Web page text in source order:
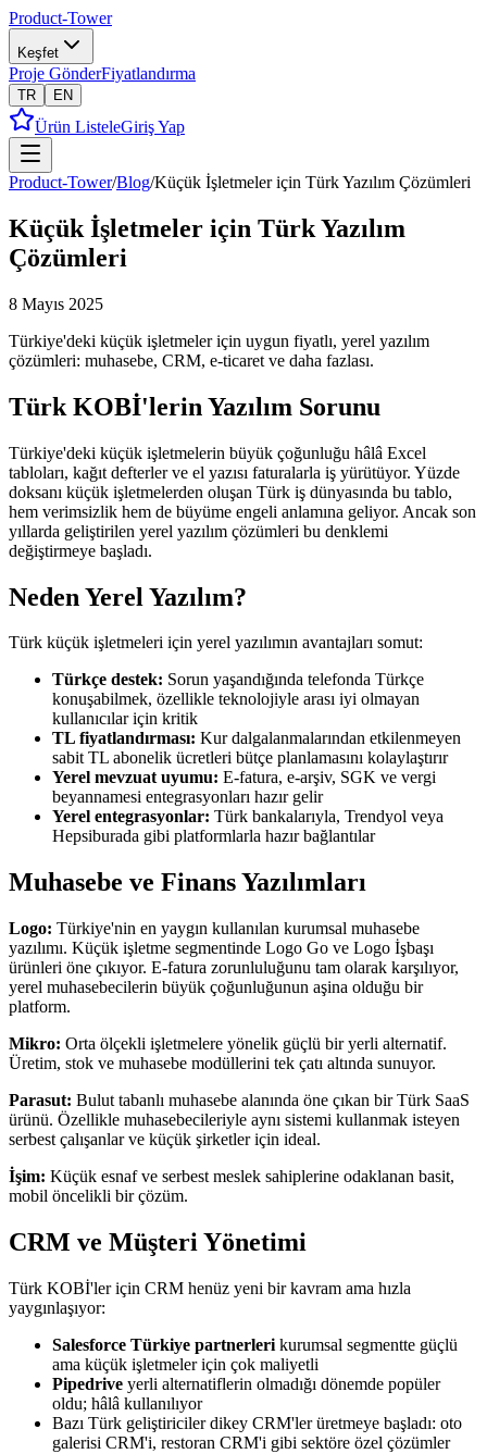
Product-Tower
Keşfet
Proje GönderFiyatlandırma
TR EN
Ürün ListeleGiriş Yap
Product-Tower/Blog/Küçük İşletmeler için Türk Yazılım Çözümleri
Küçük İşletmeler için Türk Yazılım
Çözümleri
8 Mayıs 2025
Türkiye'deki küçük işletmeler için uygun fiyatlı, yerel yazılım
çözümleri: muhasebe, CRM, e-ticaret ve daha fazlası.
Türk KOBİ'lerin Yazılım Sorunu
Türkiye'deki küçük işletmelerin büyük çoğunluğu hâlâ Excel
tabloları, kağıt defterler ve el yazısı faturalarla iş yürütüyor. Yüzde
doksanı küçük işletmelerden oluşan Türk iş dünyasında bu tablo,
hem verimsizlik hem de büyüme engeli anlamına geliyor. Ancak son
yıllarda geliştirilen yerel yazılım çözümleri bu denklemi
değiştirmeye başladı.
Neden Yerel Yazılım?
Türk küçük işletmeleri için yerel yazılımın avantajları somut:
Türkçe destek: Sorun yaşandığında telefonda Türkçe
konuşabilmek, özellikle teknolojiyle arası iyi olmayan
kullanıcılar için kritik
TL fiyatlandırması: Kur dalgalanmalarından etkilenmeyen
sabit TL abonelik ücretleri bütçe planlamasını kolaylaştırır
Yerel mevzuat uyumu: E-fatura, e-arşiv, SGK ve vergi
beyannamesi entegrasyonları hazır gelir
Yerel entegrasyonlar: Türk bankalarıyla, Trendyol veya
Hepsiburada gibi platformlarla hazır bağlantılar
Muhasebe ve Finans Yazılımları
Logo: Türkiye'nin en yaygın kullanılan kurumsal muhasebe
yazılımı. Küçük işletme segmentinde Logo Go ve Logo İşbaşı
ürünleri öne çıkıyor. E-fatura zorunluluğunu tam olarak karşılıyor,
yerel muhasebecilerin büyük çoğunluğunun aşina olduğu bir
platform.
Mikro: Orta ölçekli işletmelere yönelik güçlü bir yerli alternatif.
Üretim, stok ve muhasebe modüllerini tek çatı altında sunuyor.
Parasut: Bulut tabanlı muhasebe alanında öne çıkan bir Türk SaaS
ürünü. Özellikle muhasebecileriyle aynı sistemi kullanmak isteyen
serbest çalışanlar ve küçük şirketler için ideal.
İşim: Küçük esnaf ve serbest meslek sahiplerine odaklanan basit,
mobil öncelikli bir çözüm.
CRM ve Müşteri Yönetimi
Türk KOBİ'ler için CRM henüz yeni bir kavram ama hızla
yaygınlaşıyor:
Salesforce Türkiye partnerleri kurumsal segmentte güçlü
ama küçük işletmeler için çok maliyetli
Pipedrive yerli alternatiflerin olmadığı dönemde popüler
oldu; hâlâ kullanılıyor
Bazı Türk geliştiriciler dikey CRM'ler üretmeye başladı: oto
galerisi CRM'i, restoran CRM'i gibi sektöre özel çözümler